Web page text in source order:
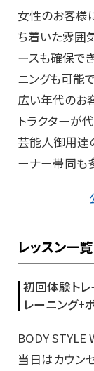
女性のお客様
ち着いた雰囲
ースも確保で
ニングも可能
広い年代のお
トラクターが
芸能人御用達
ーナー帯同も
レッスン一覧
初回体験ト
レーニング+
BODY STYLE
当日はカウン